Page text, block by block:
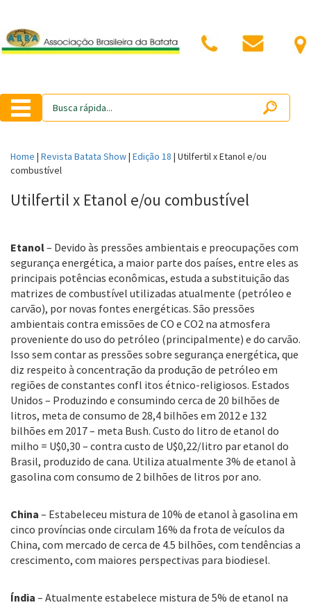
Home | Revista Batata Show| Edição 18 | Utilfertil x Etanol e/ou
combustível
Utilfertil x Etanol e/ou combustível
Etanol– Devido às pressões ambientais e preocupações com
segurança energética, a maior parte dos países, entre eles as
principais potências econômicas, estuda a substituição das
matrizes de combustível utilizadas atualmente (petróleo e
carvão), por novas fontes energéticas. São pressões
ambientais contra emissões de CO e CO2 na atmosfera
proveniente do uso do petróleo (principalmente) e do carvão.
Isso sem contar as pressões sobre segurança energética, que
diz respeito à concentração da produção de petróleo em
regiões de constantes confl itos étnico-religiosos. Estados
Unidos – Produzindo e consumindo cerca de 20 bilhões de
litros, meta de consumo de 28,4 bilhões em 2012 e 132
bilhões em 2017 – meta Bush. Custo do litro de etanol do
milho = U$0,30 – contra custo de U$0,22/litro par etanol do
Brasil, produzido de cana. Utiliza atualmente 3% de etanol à
gasolina com consumo de 2 bilhões de litros por ano.
China – Estabeleceu mistura de 10% de etanol à gasolina em
cinco províncias onde circulam 16% da frota de veículos da
China, com mercado de cerca de 4.5 bilhões, com tendências a
crescimento, com maiores perspectivas para biodiesel.
Índia – Atualmente estabelece mistura de 5% de etanol na